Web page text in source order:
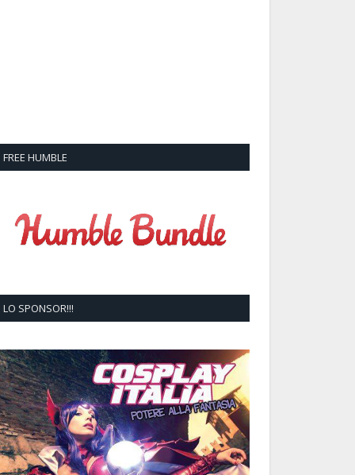
FREE HUMBLE
LO SPONSOR!!!